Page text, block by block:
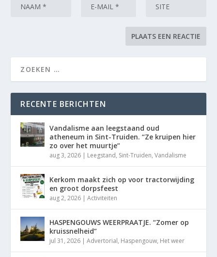
RECENTE BERICHTEN
Vandalisme aan leegstaand oud
atheneum in Sint-Truiden. “Ze kruipen hier
zo over het muurtje”
aug 3, 2026 | Leegstand, Sint-Truiden,Vandalisme
Kerkom maakt zich op voor tractorwijding
en groot dorpsfeest
aug 2, 2026 |Activiteiten
HASPENGOUWS WEERPRAATJE. “Zomer op
kruissnelheid”
jul 31, 2026 |Advertorial, Haspengouw, Het weer